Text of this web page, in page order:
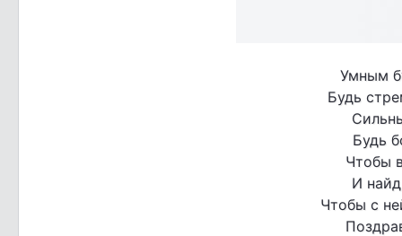
Умным
Будь
Будь
Чтобы
И
Чтобы с